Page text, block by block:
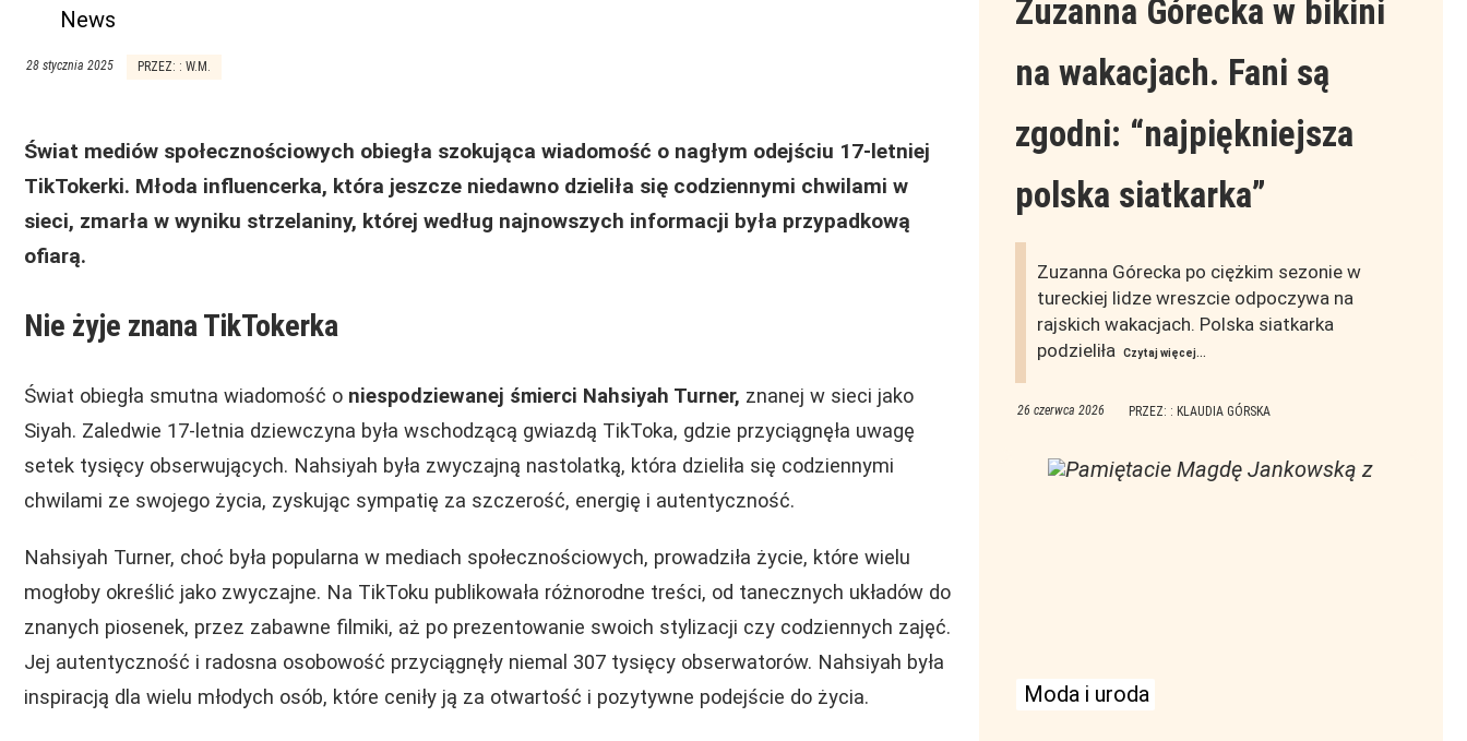
News
28 stycznia 2025 PRZEZ: : W.M.
Świat mediów społecznościowych obiegła szokująca wiadomość o nagłym odejściu 17-letniej
TikTokerki. Młoda influencerka, która jeszcze niedawno dzieliła się codziennymi chwilami w
sieci, zmarła w wyniku strzelaniny, której według najnowszych informacji była przypadkową
ofiarą.
Nie żyje znana TikTokerka
Świat obiegła smutna wiadomość o niespodziewanej śmierci Nahsiyah Turner, znanej w sieci jako
Siyah. Zaledwie 17-letnia dziewczyna była wschodzącą gwiazdą TikToka, gdzie przyciągnęła uwagę
setek tysięcy obserwujących. Nahsiyah była zwyczajną nastolatką, która dzieliła się codziennymi
chwilami ze swojego życia, zyskując sympatię za szczerość, energię i autentyczność.
Nahsiyah Turner, choć była popularna w mediach społecznościowych, prowadziła życie, które wielu
mogłoby określić jako zwyczajne. Na TikToku publikowała różnorodne treści, od tanecznych układów do
znanych piosenek, przez zabawne filmiki, aż po prezentowanie swoich stylizacji czy codziennych zajęć.
Jej autentyczność i radosna osobowość przyciągnęły niemal 307 tysięcy obserwatorów. Nahsiyah była
inspiracją dla wielu młodych osób, które ceniły ją za otwartość i pozytywne podejście do życia.
Zuzanna Górecka w bikini
na wakacjach. Fani są
zgodni: “najpiękniejsza
polska siatkarka”
Zuzanna Górecka po ciężkim sezonie w
tureckiej lidze wreszcie odpoczywa na
rajskich wakacjach. Polska siatkarka
podzieliła
Czytaj więcej...
26 czerwca 2026 PRZEZ: : KLAUDIA GÓRSKA
Moda i uroda